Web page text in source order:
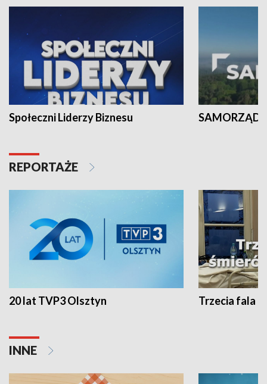
Społeczni Liderzy Biznesu SAMORZĄD
REPORTAŻE
20 lat TVP3 Olsztyn Trzecia fala -
INNE